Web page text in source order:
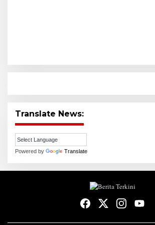
Translate News:
Powered by Translate